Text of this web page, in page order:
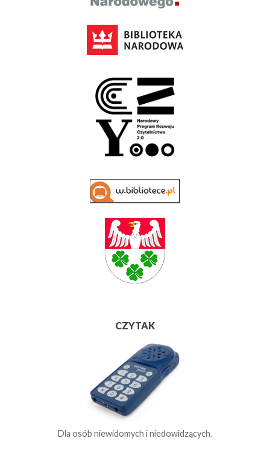
CZYTAK
Dla osób niewidomych i niedowidzących.